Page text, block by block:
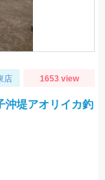
店 1653 view
沖堤アオリイカ釣